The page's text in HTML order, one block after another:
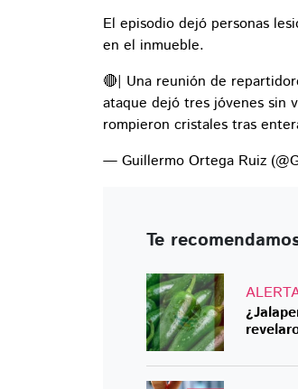
El episodio dejó personas
en el inmueble.
🔴| Una reunión de
ataque dejó tres jóvenes sin
rompieron cristales tras
— Guillermo Ortega Ruiz
Te